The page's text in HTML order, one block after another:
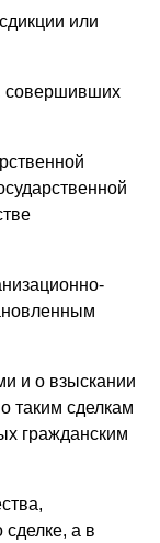
или
совершивших
и о взыскании
таким сделкам
гражданским
сделке, а в